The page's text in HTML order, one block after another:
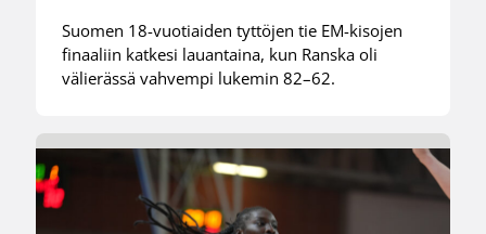
Suomen 18-vuotiaiden tyttöjen tie EM-kisojen
finaaliin katkesi lauantaina, kun Ranska oli
välierässä vahvempi lukemin 82–62.